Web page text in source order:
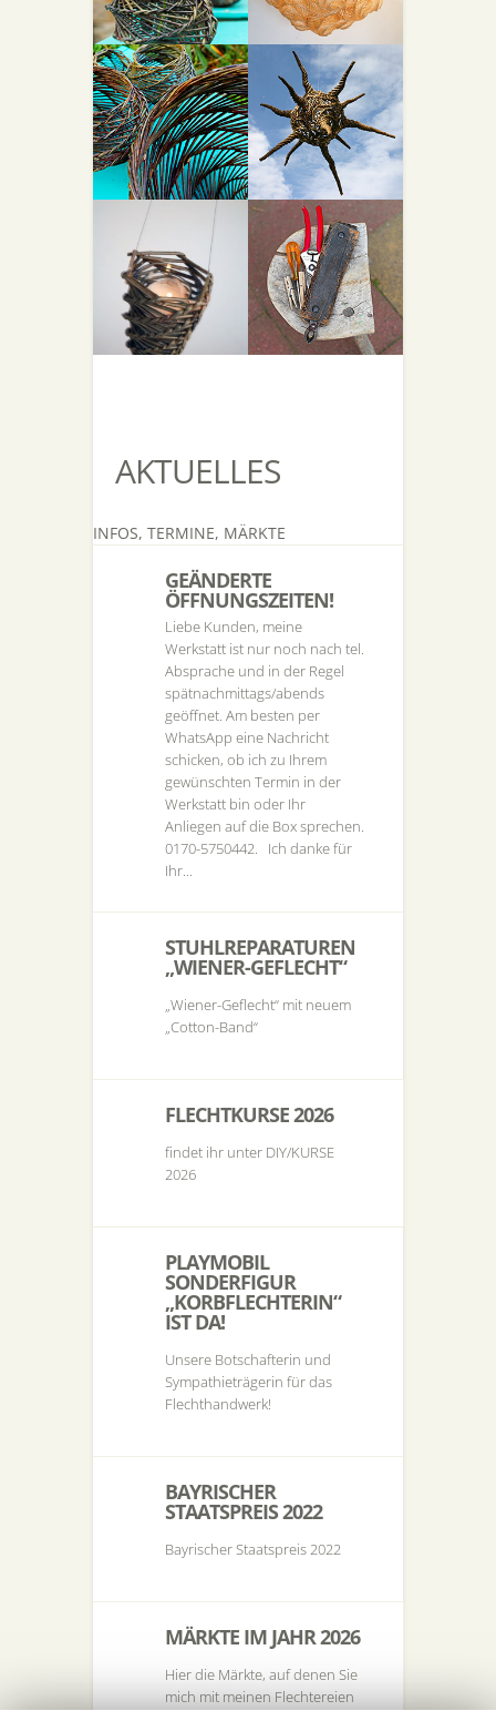
AKTUELLES
INFOS, TERMINE, MÄRKTE
GEÄNDERTE
ÖFFNUNGSZEITEN!
Liebe Kunden, meine
Werkstatt ist nur noch nach tel.
Absprache und in der Regel
spätnachmittags/abends
geöffnet. Am besten per
WhatsApp eine Nachricht
schicken, ob ich zu Ihrem
gewünschten Termin in der
Werkstatt bin oder Ihr
Anliegen auf die Box sprechen.
0170-5750442. Ich danke für
Ihr...
STUHLREPARATUREN
„WIENER-GEFLECHT“
„Wiener-Geflecht“ mit neuem
„Cotton-Band“
FLECHTKURSE 2026
findet ihr unter DIY/KURSE
2026
PLAYMOBIL
SONDERFIGUR
„KORBFLECHTERIN“
IST DA!
Unsere Botschafterin und
Sympathieträgerin für das
Flechthandwerk!
BAYRISCHER
STAATSPREIS 2022
Bayrischer Staatspreis 2022
MÄRKTE IM JAHR 2026
Hier die Märkte, auf denen Sie
mich mit meinen Flechtereien